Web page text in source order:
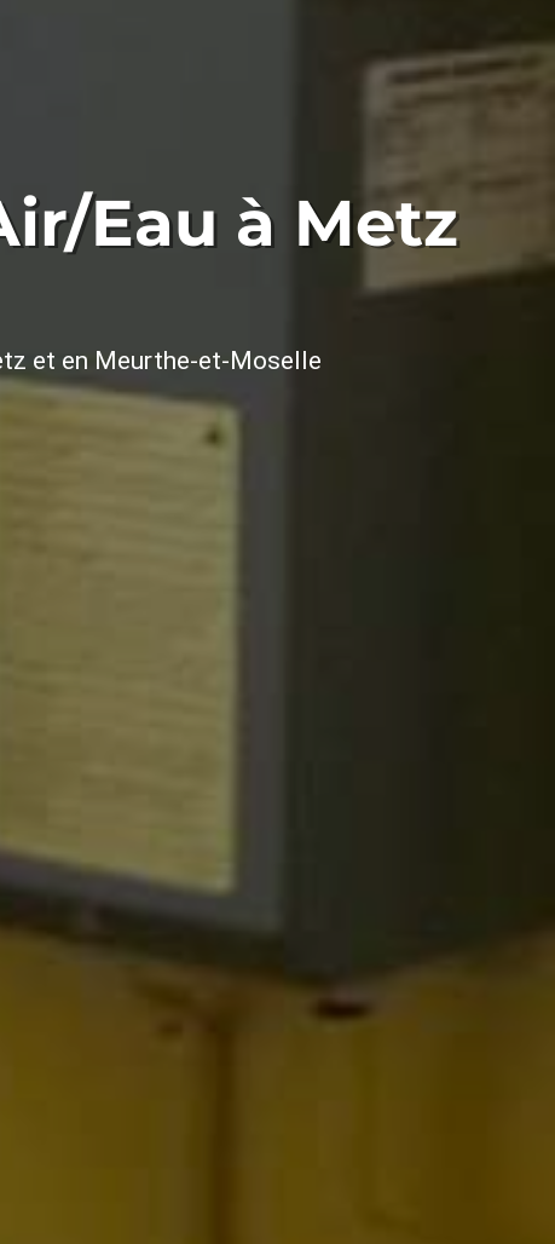
Eau à Metz
et en Meurthe-et-Moselle